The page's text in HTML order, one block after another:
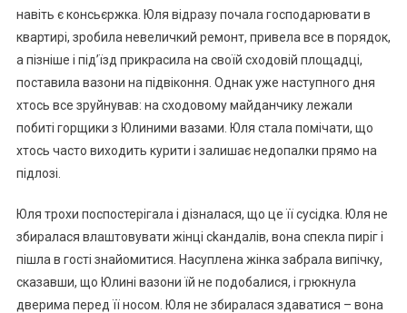
навіть є консьєржка. Юля відразу почала господарювати в
квартирі, зробила невеличкий ремонт, привела все в порядок,
а пізніше і під’їзд прикрасила на своїй сходовій площадці,
поставила вазони на підвіконня. Однак уже наступного дня
хтось все зруйнував: на сходовому майданчику лежали
побиті горщики з Юлиними вазами. Юля стала помічати, що
хтось часто виходить курити і залишає недопалки прямо на
підлозі.
Юля трохи поспостерігала і дізналася, що це її сусідка. Юля не
збиралася влаштовувати жінці сkандалів, вона спекла пиріг і
пішла в гості знайомитися. Насуплена жінка забрала випічку,
сказавши, що Юлині вазони їй не подобалися, і грюкнула
дверима перед її носом. Юля не збиралася здаватися – вона